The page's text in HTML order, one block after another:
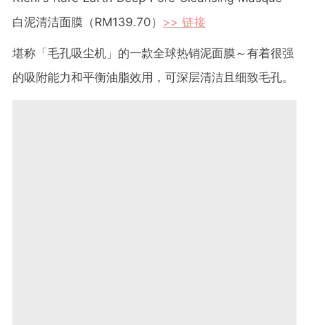
白泥清洁面膜（RM139.70） >> 链接
堪称「毛孔吸尘机」的一款全球热销泥面膜～有着很强
的吸附能力和平衡油脂效用，可深层清洁且细致毛孔。